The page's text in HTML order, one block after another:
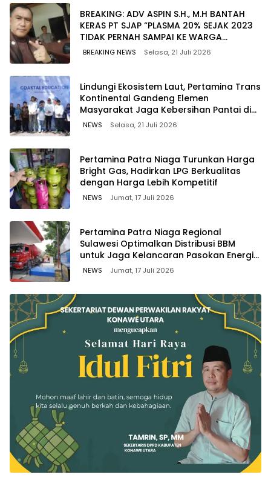
BREAKING: ADV ASPIN S.H., M.H BANTAH
KERAS PT SJAP “PLASMA 20% SEJAK 2023
TIDAK PERNAH SAMPAI KE WARGA
WAWOONE!
BREAKING NEWS Selasa, 21 Juli 2026
Lindungi Ekosistem Laut, Pertamina Trans
Kontinental Gandeng Elemen
Masyarakat Jaga Kebersihan Pantai di
Bitung, Sulawesi
NEWS Selasa, 21 Juli 2026
Pertamina Patra Niaga Turunkan Harga
Bright Gas, Hadirkan LPG Berkualitas
dengan Harga Lebih Kompetitif
NEWS Jumat, 17 Juli 2026
Pertamina Patra Niaga Regional
Sulawesi Optimalkan Distribusi BBM
untuk Jaga Kelancaran Pasokan Energi
di Seluruh Wilayah Sulawesi
NEWS Jumat, 17 Juli 2026